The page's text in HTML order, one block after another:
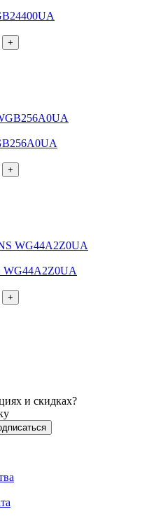
+
+
WG44A2Z0UA
+
и скидках?